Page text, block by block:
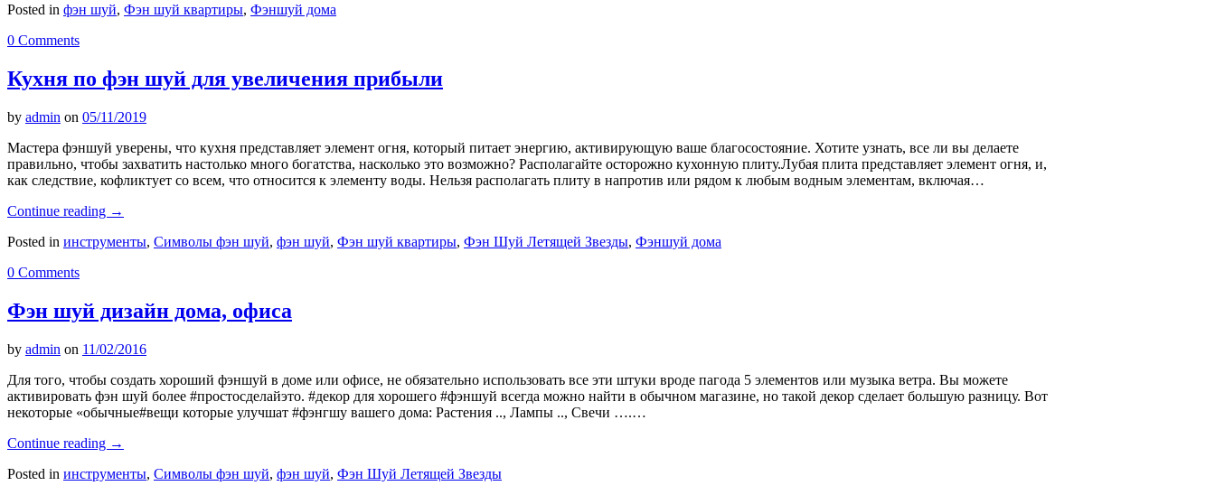
Posted in фэн шуй, Фэн шуй квартиры, Фэншуй дома
0 Comments
Кухня по фэн шуй для увеличения прибыли
by admin on 05/11/2019
Мастера фэншуй уверены, что кухня представляет элемент огня, который питает энергию, активирующую ваше благосостояние. Хотите узнать, все ли вы делаете
правильно, чтобы захватить настолько много богатства, насколько это возможно? Располагайте осторожно кухонную плиту.Лубая плита представляет элемент огня, и,
как следствие, кофликтует со всем, что относится к элементу воды. Нельзя располагать плиту в напротив или рядом к любым водным элементам, включая…
Continue reading →
Posted in инструменты, Символы фэн шуй, фэн шуй, Фэн шуй квартиры, Фэн Шуй Летящей Звезды, Фэншуй дома
0 Comments
Фэн шуй дизайн дома, офиса
by admin on 11/02/2016
Для того, чтобы создать хороший фэншуй в доме или офисе, не обязательно использовать все эти штуки вроде пагода 5 элементов или музыка ветра. Вы можете
активировать фэн шуй более #простосделайэто. #декор для хорошего #фэншуй всегда можно найти в обычном магазине, но такой декор сделает большую разницу. Вот
некоторые «обычные#вещи которые улучшат #фэнгшу вашего дома: Растения .., Лампы .., Свечи ….…
Continue reading →
Posted in инструменты, Символы фэн шуй, фэн шуй, Фэн Шуй Летящей Звезды